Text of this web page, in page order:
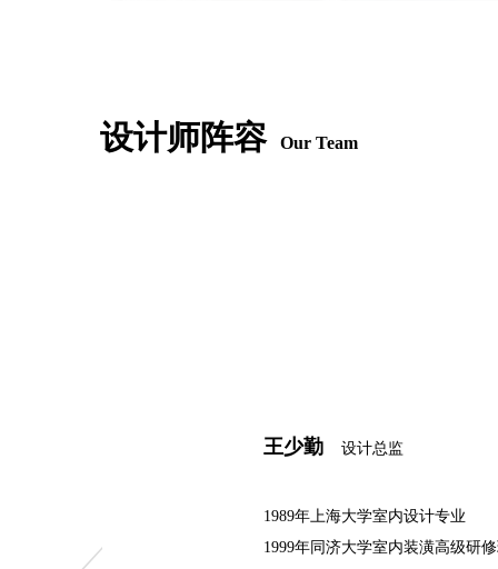
设计师阵容Our Team
王少勤 设计总监
1989年上海大学室内设计专业
1999年同济大学室内装潢高级研